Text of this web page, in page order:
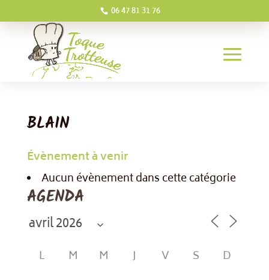
06 47 81 31 76
BLAIN
Évènement à venir
Aucun évènement dans cette catégorie
AGENDA
L M M J V S D